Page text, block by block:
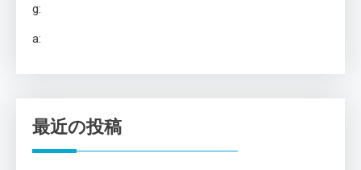
g:
a:
最近の投稿